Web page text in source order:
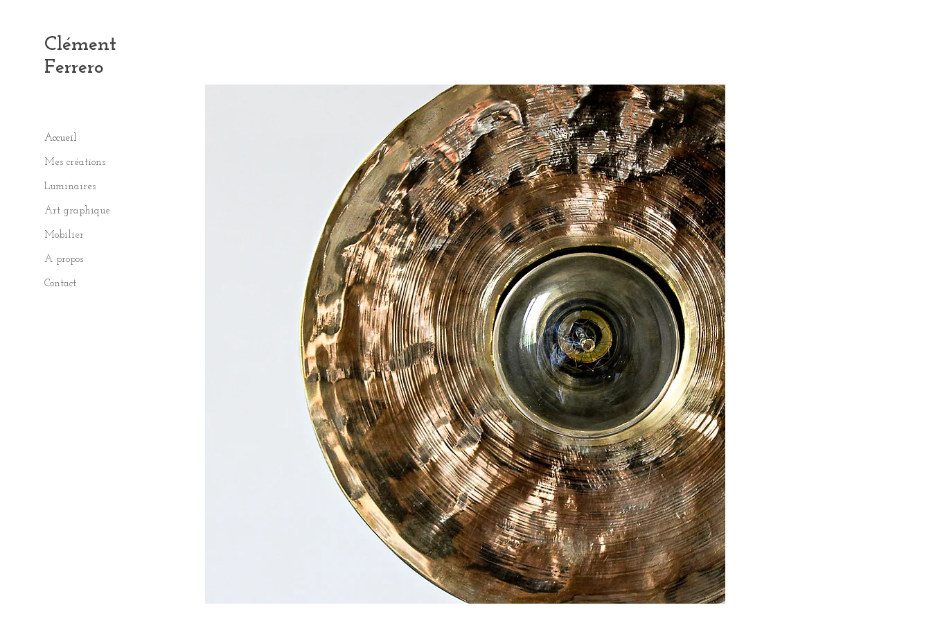
Accueil
Mes créations
Luminaires
Art graphique
Mobilier
A propos
Contact
Clément
Ferrero